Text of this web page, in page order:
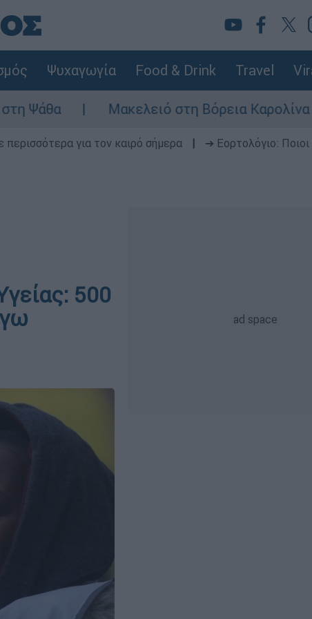
Ψυχαγωγία Food & Drink Travel
Μακελειό στη Βόρεια Καρολίνα ύστερα
για τον καιρό σήμερα
➔ Εορτολόγιο: Ποιοι
500